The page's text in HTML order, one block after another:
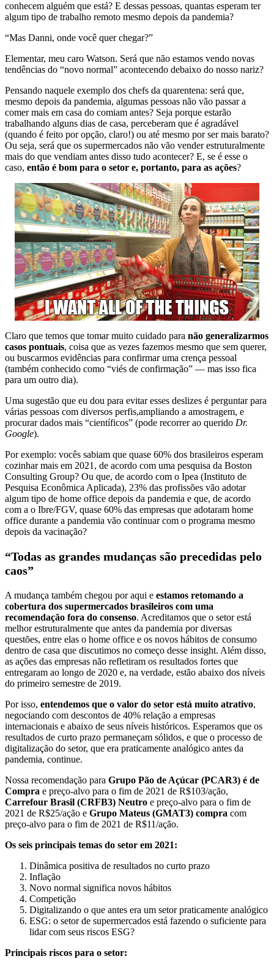
conhecem alguém que está? E dessas pessoas, quantas esperam ter
algum tipo de trabalho remoto mesmo depois da pandemia?
“Mas Danni, onde você quer chegar?”
Elementar, meu caro Watson. Será que não estamos vendo novas
tendências do “novo normal” acontecendo debaixo do nosso nariz?
Pensando naquele exemplo dos chefs da quarentena: será que,
mesmo depois da pandemia, algumas pessoas não vão passar a
comer mais em casa do comiam antes? Seja porque estarão
trabalhando alguns dias de casa, perceberam que é agradável
(quando é feito por opção, claro!) ou até mesmo por ser mais barato?
Ou seja, será que os supermercados não vão vender estruturalmente
mais do que vendiam antes disso tudo acontecer? E, se é esse o
caso, então é bom para o setor e, portanto, para as ações?
Claro que temos que tomar muito cuidado para não generalizarmos
casos pontuais, coisa que as vezes fazemos mesmo que sem querer,
ou buscarmos evidências para confirmar uma crença pessoal
(também conhecido como “viés de confirmação” — mas isso fica
para um outro dia).
Uma sugestão que eu dou para evitar esses deslizes é perguntar para
várias pessoas com diversos perfis,ampliando a amostragem, e
procurar dados mais “científicos” (pode recorrer ao querido Dr.
Google).
Por exemplo: vocês sabiam que quase 60% dos brasileiros esperam
cozinhar mais em 2021, de acordo com uma pesquisa da Boston
Consulting Group? Ou que, de acordo com o Ipea (Instituto de
Pesquisa Econômica Aplicada), 23% das profissões vão adotar
algum tipo de home office depois da pandemia e que, de acordo
com a o Ibre/FGV, quase 60% das empresas que adotaram home
office durante a pandemia vão continuar com o programa mesmo
depois da vacinação?
“Todas as grandes mudanças são precedidas pelo
caos”
A mudança também chegou por aqui e estamos retomando a
cobertura dos supermercados brasileiros com uma
recomendação fora do consenso. Acreditamos que o setor está
melhor estruturalmente que antes da pandemia por diversas
questões, entre elas o home office e os novos hábitos de consumo
dentro de casa que discutimos no começo desse insight. Além disso,
as ações das empresas não refletiram os resultados fortes que
entregaram ao longo de 2020 e, na verdade, estão abaixo dos níveis
do primeiro semestre de 2019.
Por isso, entendemos que o valor do setor está muito atrativo,
negociando com descontos de 40% relação a empresas
internacionais e abaixo de seus níveis históricos. Esperamos que os
resultados de curto prazo permaneçam sólidos, e que o processo de
digitalização do setor, que era praticamente analógico antes da
pandemia, continue.
Nossa recomendação para Grupo Pão de Açúcar (PCAR3) é de
Compra e preço-alvo para o fim de 2021 de R$103/ação,
Carrefour Brasil (CRFB3) Neutro e preço-alvo para o fim de
2021 de R$25/ação e Grupo Mateus (GMAT3) compra com
preço-alvo para o fim de 2021 de R$11/ação.
Os seis principais temas do setor em 2021:
Dinâmica positiva de resultados no curto prazo
Inflação
Novo normal significa novos hábitos
Competição
Digitalizando o que antes era um setor praticamente analógico
ESG: o setor de supermercados está fazendo o suficiente para
lidar com seus riscos ESG?
Principais riscos para o setor: